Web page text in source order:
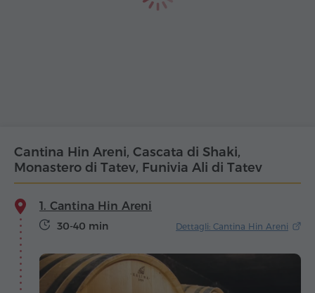
Cantina Hin Areni, Cascata di Shaki,
Monastero di Tatev, Funivia Ali di Tatev
1. Cantina Hin Areni
30-40 min Dettagli: Cantina Hin Areni